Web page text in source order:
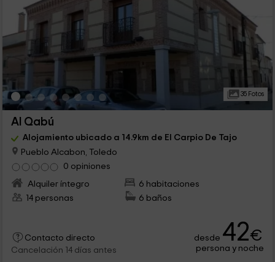
35 Fotos
Al Qabú
Alojamiento ubicado a 14.9km de El Carpio De Tajo
Pueblo Alcabon, Toledo
0 opiniones
Alquiler íntegro
6 habitaciones
14 personas
6 baños
Contacto directo
Cancelación 14 días antes
desde 42€
persona y noche